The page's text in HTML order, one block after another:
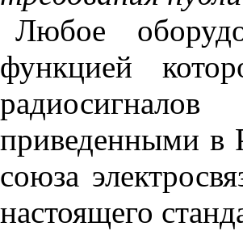
Любое
функцией
приведенными в
союза
настоящего